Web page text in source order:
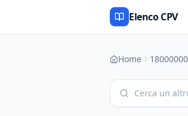
Elenco CPV
Home 18000000